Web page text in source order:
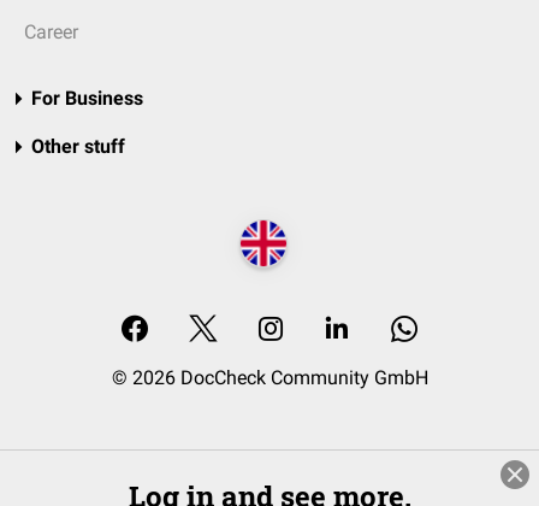
Career
For Business
Other stuff
© 2026 DocCheck Community GmbH
Log in and see more.